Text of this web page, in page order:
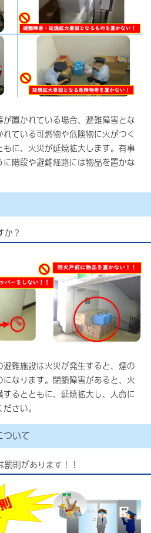
置かれている場合、避難障害とな
ている可燃物や危険物に火がつく
に、火災が延焼拡大します。有事
階段や避難経路には物品を置かな
か？
難施設は火災が発生すると、煙の
なります。閉鎖障害があると、火
るとともに、延焼拡大し、人命に
さい。
ついて
則があります！！